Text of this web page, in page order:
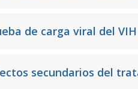
de carga viral del
secundarios del